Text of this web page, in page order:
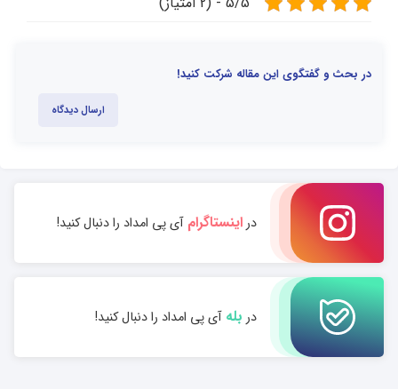
در بحث و گفتگوی این مقاله شرکت کنید!
ارسال دیدگاه
دراینستاگرامآی پی امداد را دنبال کنید!
در بلهآی پی امداد را دنبال کنید!